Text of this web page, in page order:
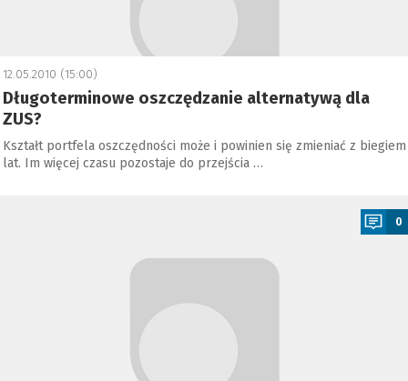
12.05.2010 (15:00)
Długoterminowe oszczędzanie alternatywą dla
ZUS?
Kształt portfela oszczędności może i powinien się zmieniać z biegiem
lat. Im więcej czasu pozostaje do przejścia …
0